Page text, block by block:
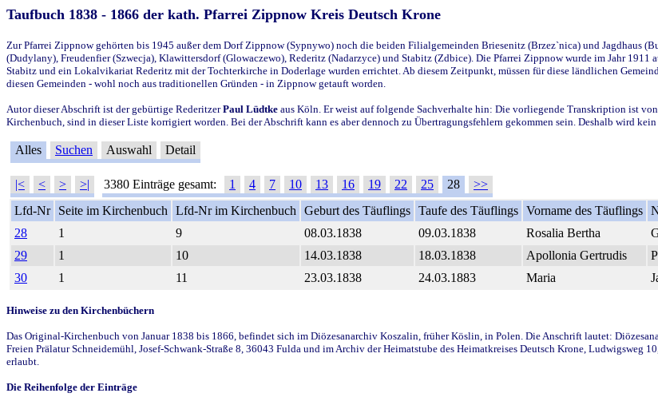
Taufbuch 1838 - 1866 der kath. Pfarrei Zippnow Kreis Deutsch Krone
Zur Pfarrei Zippnow gehörten bis 1945 außer dem Dorf Zippnow (Sypnywo) noch die beiden Filialgemeinden Briesenitz (Brzez`nica) und Jagdhaus
(Dudylany), Freudenfier (Szwecja), Klawittersdorf (Glowaczewo), Rederitz (Nadarzyce) und Stabitz (Zdbice). Die Pfarrei Zippnow wurde im Jahr
Stabitz und ein Lokalvikariat Rederitz mit der Tochterkirche in Doderlage wurden errichtet. Ab diesem Zeitpunkt, müssen für diese ländlichen
diesen Gemeinden - wohl noch aus traditionellen Gründen - in Zippnow getauft worden.
Autor dieser Abschrift ist der gebürtige RederitzerPaul Lüdtke aus Köln. Er weist auf folgende Sachverhalte hin: Die vorliegende Transkription ist
Kirchenbuch, sind in dieser Liste korrigiert worden. Bei der Abschrift kann es aber dennoch zu Übertragungsfehlern gekommen sein. Deshalb wird
Alles Suchen Auswahl Detail
|< < > >| 3380 Einträge gesamt: 1 4 7 10 13 16 19 22 25 28
>>
Lfd-Nr
Seite im Kirchenbuch Lfd-Nr im Kirchenbuch Geburt des Täuflings Taufe des Täuflings Vorname des Täuflings
28
1 9 08.03.1838 09.03.1838 Rosalia Bertha
29
1 10 14.03.1838 18.03.1838 Apollonia Gertrudis
30
1 11 23.03.1838 24.03.1883 Maria
Hinweise zu den Kirchenbüchern
Das Original-Kirchenbuch von Januar 1838 bis 1866, befindet sich im Diözesanarchiv Koszalin, früher Köslin, in Polen. Die Anschrift lautet:
Freien Prälatur Schneidemühl, Josef-Schwank-Straße 8, 36043 Fulda und im Archiv der Heimatstube des Heimatkreises Deutsch Krone, Ludwigsweg
erlaubt.
Die Reihenfolge der Einträge